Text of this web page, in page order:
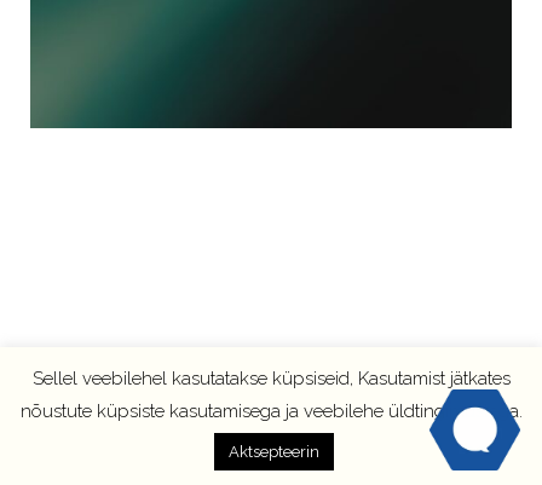
Sellel veebilehel kasutatakse küpsiseid, Kasutamist jätkates
nõustute küpsiste kasutamisega ja veebilehe üldtingimustega.
Aktsepteerin